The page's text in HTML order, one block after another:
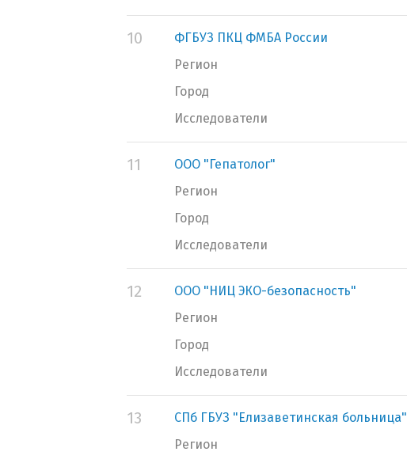
10
ФГБУЗ ПКЦ ФМБА России
Регион
Город
Исследователи
11
ООО "Гепатолог"
Регион
Город
Исследователи
12
ООО "НИЦ ЭКО-безопасность"
Регион
Город
Исследователи
13
СПб ГБУЗ "Елизаветинская больница"
Регион